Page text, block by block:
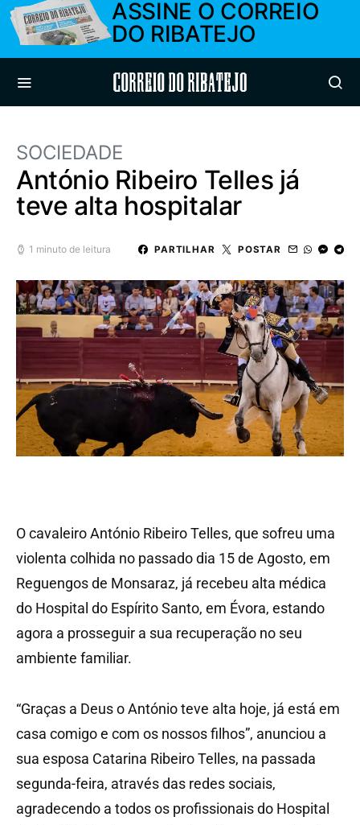
ASSINE O CORREIO
DO RIBATEJO
Correio do Ribatejo
SOCIEDADE
António Ribeiro Telles já
teve alta hospitalar
1 minuto de leitura PARTILHAR POSTAR
O cavaleiro António Ribeiro Telles, que sofreu uma
violenta colhida no passado dia 15 de Agosto, em
Reguengos de Monsaraz, já recebeu alta médica
do Hospital do Espírito Santo, em Évora, estando
agora a prosseguir a sua recuperação no seu
ambiente familiar.
“Graças a Deus o António teve alta hoje, já está em
casa comigo e com os nossos filhos”, anunciou a
sua esposa Catarina Ribeiro Telles, na passada
segunda-feira, através das redes sociais,
agradecendo a todos os profissionais do Hospital